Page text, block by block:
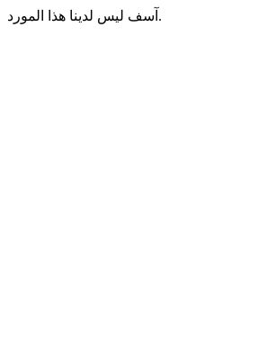
آسف ليس لدينا هذا المورد.